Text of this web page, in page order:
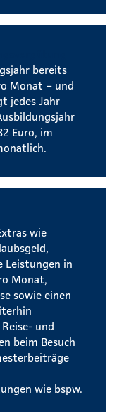
bereits
Monat – und
jedes Jahr
Euro, im
wie
Leistungen in
Monat,
sowie einen
und
beim Besuch
wie bspw.